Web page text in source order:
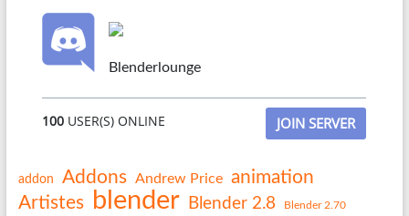
Blenderlounge
100 USER(S) ONLINE JOIN SERVER
addon Addons Andrew Price animation
Artistes
blender Blender 2.8 Blender 2.70